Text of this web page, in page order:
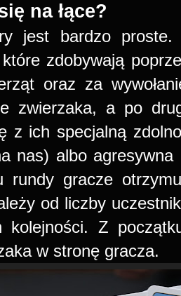
na łące?
jest bardzo
zdobywają
oraz za
zwierzaka, a po
z ich specjalną
nas) albo
rundy gracze
od liczby
kolejności. Z
w stronę gracza.